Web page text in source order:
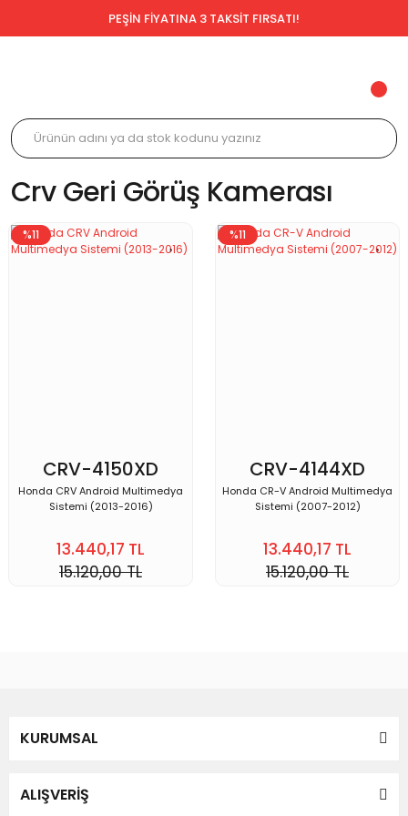
PEŞİN FİYATINA 3 TAKSİT FIRSATI!
Crv Geri Görüş Kamerası
%11
CRV-4150XD
Honda CRV Android Multimedya
Sistemi (2013-2016)
13.440,17 TL
15.120,00 TL
%11
CRV-4144XD
Honda CR-V Android Multimedya
Sistemi (2007-2012)
13.440,17 TL
15.120,00 TL
KURUMSAL
ALIŞVERİŞ